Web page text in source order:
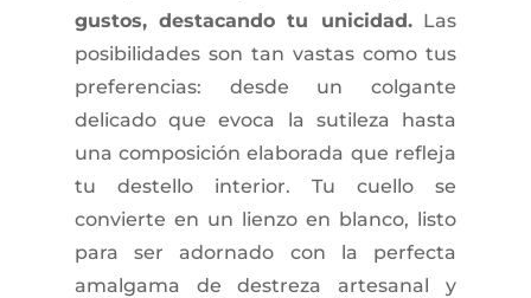
gustos, destacando tu unicidad.Las
posibilidades son tan vastas como tus
preferencias: desde un colgante
delicado que evoca la sutileza hasta
una composición elaborada que refleja
tu destello interior. Tu cuello se
convierte en un lienzo en blanco, listo
para ser adornado con la perfecta
amalgama de destreza artesanal y